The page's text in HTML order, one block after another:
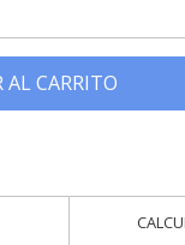
AL CARRITO